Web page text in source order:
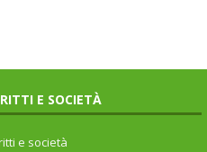
E SOCIETÀ
e società